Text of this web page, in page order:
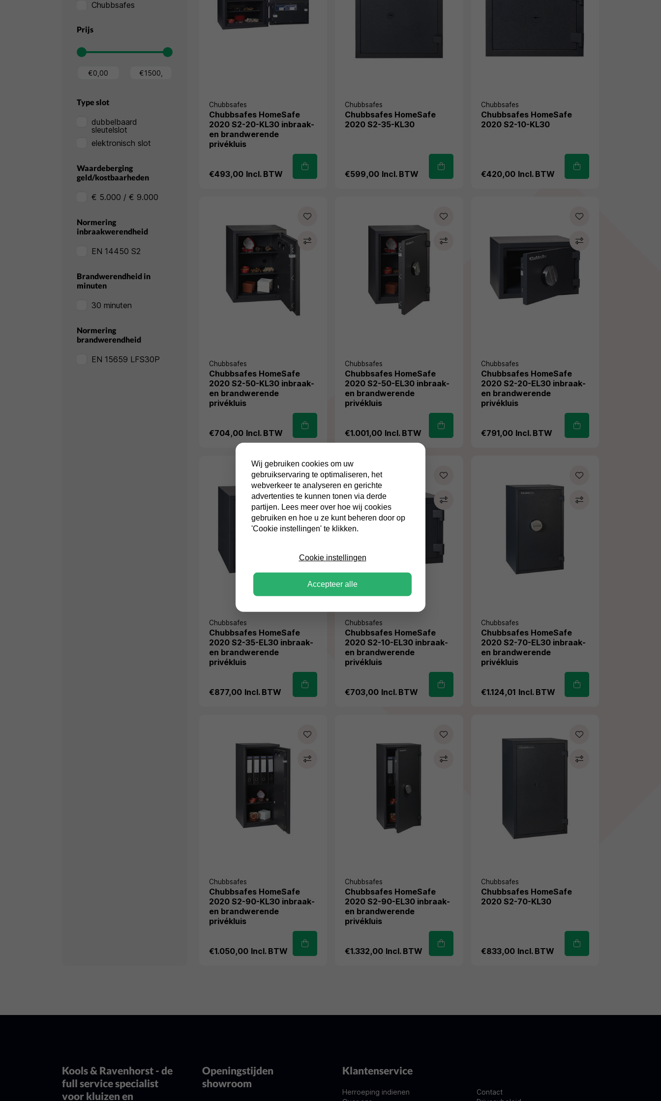
Chubbsafes
Prijs
Type slot
dubbelbaard
sleutelslot
elektronisch slot
Waardeberging
geld/kostbaarheden
€ 5.000 / € 9.000
Normering
inbraakwerendheid
EN 14450 S2
Brandwerendheid in
minuten
30 minuten
Normering
brandwerendheid
EN 15659 LFS30P
Chubbsafes
Chubbsafes HomeSafe
2020 S2-20-KL30 inbraak-
en brandwerende
privékluis
€493,00 Incl. BTW
Chubbsafes
Chubbsafes HomeSafe
2020 S2-35-KL30
€599,00 Incl. BTW
Chubbsafes
Chubbsafes HomeSafe
2020 S2-10-KL30
€420,00 Incl. BTW
Chubbsafes
Chubbsafes HomeSafe
2020 S2-50-KL30 inbraak-
en brandwerende
privékluis
€704,00 Incl. BTW
Chubbsafes
Chubbsafes HomeSafe
2020 S2-50-EL30 inbraak-
en brandwerende
privékluis
€1.001,00 Incl. BTW
Chubbsafes
Chubbsafes HomeSafe
2020 S2-20-EL30 inbraak-
en brandwerende
privékluis
€791,00 Incl. BTW
Chubbsafes
Chubbsafes HomeSafe
2020 S2-35-EL30 inbraak-
en brandwerende
privékluis
€877,00 Incl. BTW
Chubbsafes
Chubbsafes HomeSafe
2020 S2-10-EL30 inbraak-
en brandwerende
privékluis
€703,00 Incl. BTW
Chubbsafes
Chubbsafes HomeSafe
2020 S2-70-EL30 inbraak-
en brandwerende
privékluis
€1.124,01 Incl. BTW
Chubbsafes
Chubbsafes HomeSafe
2020 S2-90-KL30 inbraak-
en brandwerende
privékluis
€1.050,00 Incl. BTW
Chubbsafes
Chubbsafes HomeSafe
2020 S2-90-EL30 inbraak-
en brandwerende
privékluis
€1.332,00 Incl. BTW
Chubbsafes
Chubbsafes HomeSafe
2020 S2-70-KL30
€833,00 Incl. BTW
Kools & Ravenhorst - de
full service specialist
voor kluizen en
Openingstijden
showroom
Klantenservice
Herroeping indienen
Contact
Wij gebruiken cookies om uw
gebruikservaring te optimaliseren, het
webverkeer te analyseren en gerichte
advertenties te kunnen tonen via derde
partijen. Lees meer over hoe wij cookies
gebruiken en hoe u ze kunt beheren door op
'Cookie instellingen' te klikken.
Cookie instellingen
Accepteer alle